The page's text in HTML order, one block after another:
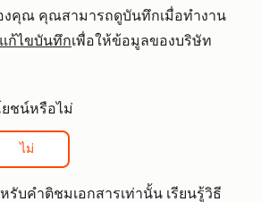
งคุณ คุณสามารถดูบันทึกเมื่อทำงาน
แก้ไขบันทึกเพื่อให้ข้อมูลของบริษัท
ชน์หรือไม่
ไม่
บคำติชมเอกสารเท่านั้น เรียนรู้วิธี